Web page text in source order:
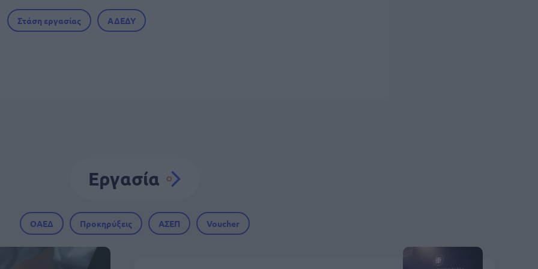
Στάση εργασίας ΑΔΕΔΥ
Εργασία
ΟΑΕΔ Προκηρύξεις ΑΣΕΠ Voucher